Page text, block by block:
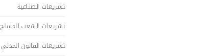
تشريعات الصناعية
تشريعات الشعب المسلح
تشريعات القانون المدني